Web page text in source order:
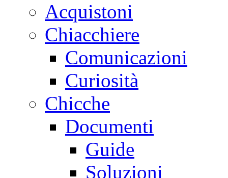
Acquistoni
Chiacchiere
Comunicazioni
Curiosità
Chicche
Documenti
Guide
Soluzioni